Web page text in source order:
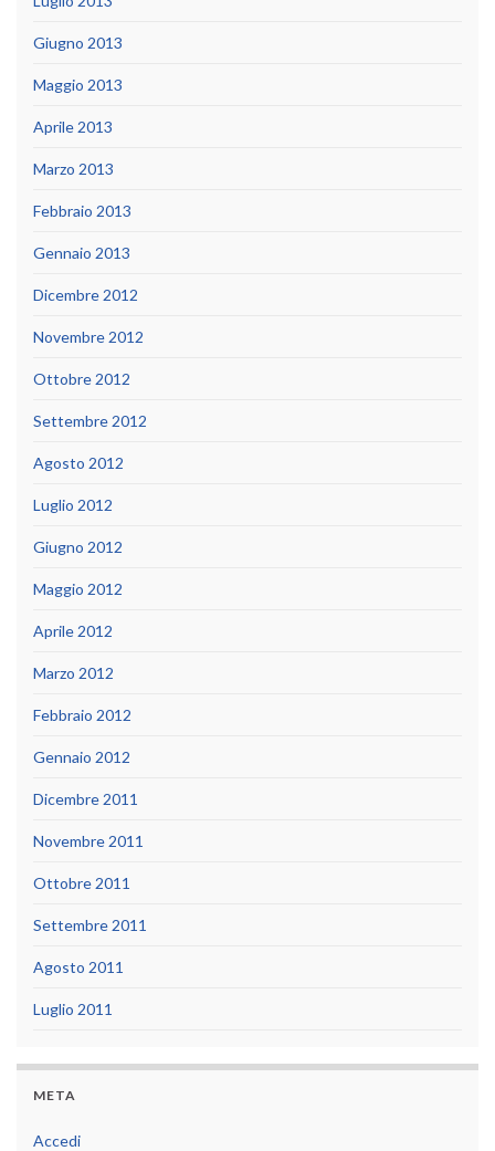
Giugno 2013
Maggio 2013
Aprile 2013
Marzo 2013
Febbraio 2013
Gennaio 2013
Dicembre 2012
Novembre 2012
Ottobre 2012
Settembre 2012
Agosto 2012
Luglio 2012
Giugno 2012
Maggio 2012
Aprile 2012
Marzo 2012
Febbraio 2012
Gennaio 2012
Dicembre 2011
Novembre 2011
Ottobre 2011
Settembre 2011
Agosto 2011
Luglio 2011
META
Accedi